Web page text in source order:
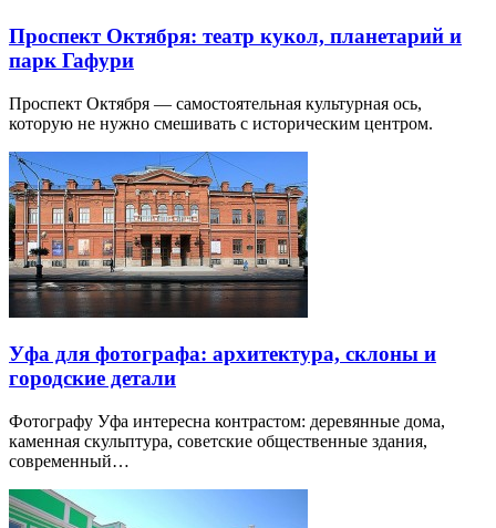
Проспект Октября: театр кукол, планетарий и
парк Гафури
Проспект Октября — самостоятельная культурная ось,
которую не нужно смешивать с историческим центром.
Уфа для фотографа: архитектура, склоны и
городские детали
Фотографу Уфа интересна контрастом: деревянные дома,
каменная скульптура, советские общественные здания,
современный…